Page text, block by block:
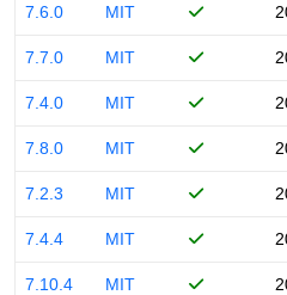
7.6.0 MIT
7.7.0 MIT
7.4.0 MIT
7.8.0 MIT
7.2.3 MIT
7.4.4 MIT
7.10.4 MIT